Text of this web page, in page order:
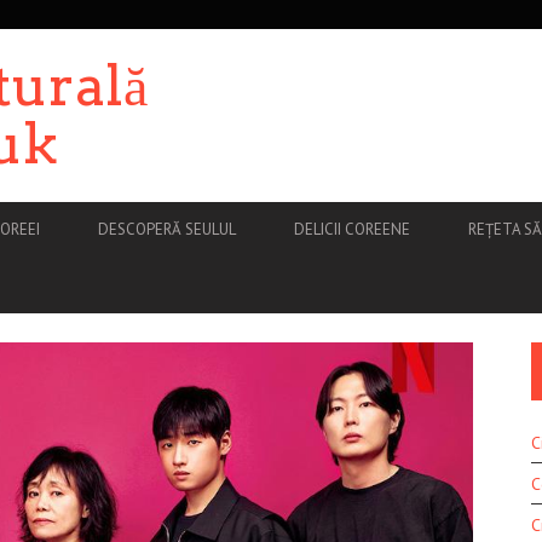
DESCOPERĂ SEULUL DELICII COREENE REȚETA